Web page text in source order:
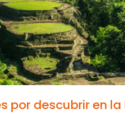
por descubrir en la